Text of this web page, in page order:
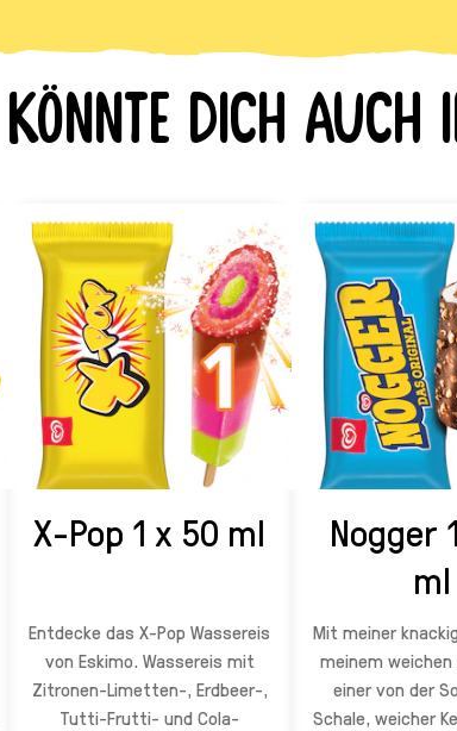
könnte dich auch
X-Pop 1 x 50 ml
Entdecke das X-Pop Wassereis
von Eskimo. Wassereis mit
Zitronen-Limetten-, Erdbeer-,
Tutti-Frutti- und Cola-
Nogger
ml
Mit meiner
meinem weichen
einer von der
Schale, weicher